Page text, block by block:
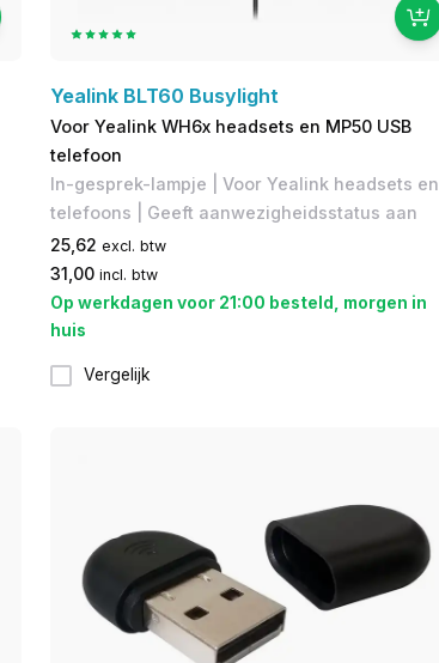
Yealink BLT60 Busylight
Voor Yealink WH6x headsets en MP50 USB
telefoon
In-gesprek-lampje | Voor Yealink headsets en
telefoons | Geeft aanwezigheidsstatus aan
25,62 excl. btw
31,00 incl. btw
Op werkdagen voor 21:00 besteld, morgen in
huis
Vergelijk